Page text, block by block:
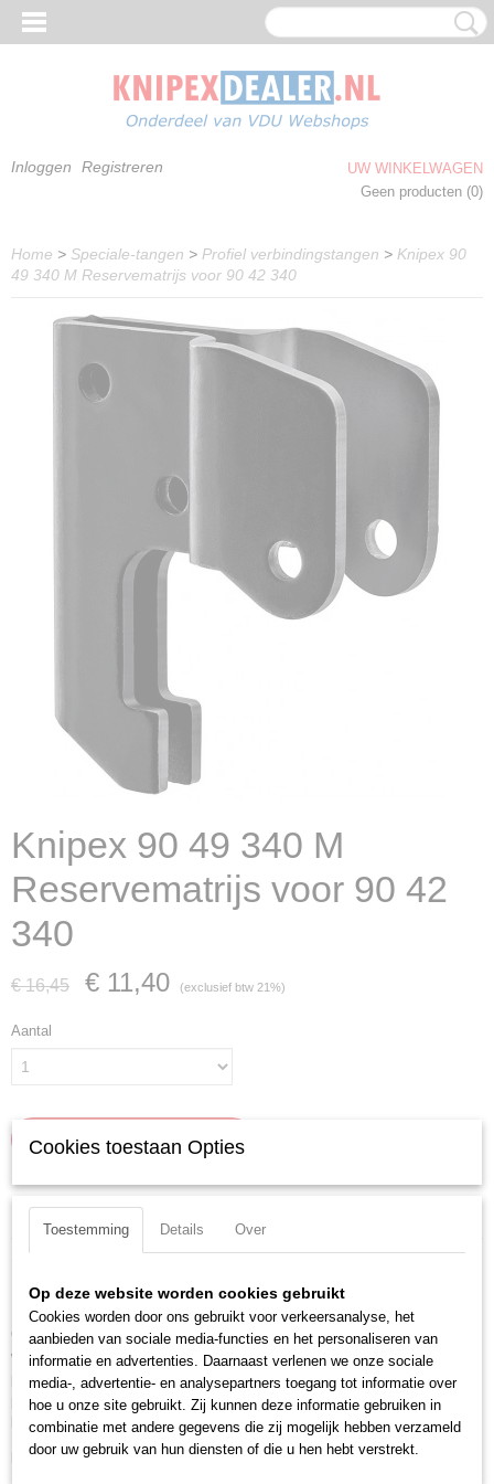
Inloggen Registreren
UW WINKELWAGEN
Geen producten (0)
Home > Speciale-tangen > Profiel verbindingstangen > Knipex 90
49 340 M Reservematrijs voor 90 42 340
Knipex 90 49 340 M
Reservematrijs voor 90 42
340
€ 16,45 € 11,40 (exclusief btw 21%)
Aantal
IN WINKELWAGEN
Specificaties
Productcode
EAN code
4003773028499
Productcode leverancier
90 49 340 M
Netto gewicht
0,09 Kg
Bruto gewicht
Reservematrijs voor 90 42 340
Om stevige verbindingen met profielplaten te maken, die in de gipsbouw
worden gebruikt voor de constructie van scheidingswanden en zwevende
plafonds, zonder dat er schroeven of klinknagels nodig zijn. Voor U- en C-
profielen met max. 1,2 mm plaatdikte (2 x 0,6 mm). Minimale
krachtinspanning door optimale hefboomoverbrenging.
Downloads:
Cookies toestaan Opties
Toestemming Details Over
Op deze website worden cookies gebruikt
Cookies worden door ons gebruikt voor verkeersanalyse, het
aanbieden van sociale media-functies en het personaliseren van
informatie en advertenties. Daarnaast verlenen we onze sociale
media-, advertentie- en analysepartners toegang tot informatie over
hoe u onze site gebruikt. Zij kunnen deze informatie gebruiken in
combinatie met andere gegevens die zij mogelijk hebben verzameld
door uw gebruik van hun diensten of die u hen hebt verstrekt.